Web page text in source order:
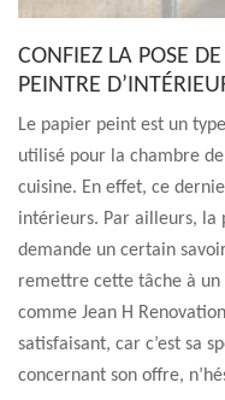
CONFIEZ LA POSE
PEINTRE
Le papier peint est un
utilisé pour la chambre
cuisine. En effet, ce
intérieurs. Par ailleurs, la
demande un certain
remettre cette tâche à
comme Jean H
satisfaisant, car c’est sa
concernant son offre,